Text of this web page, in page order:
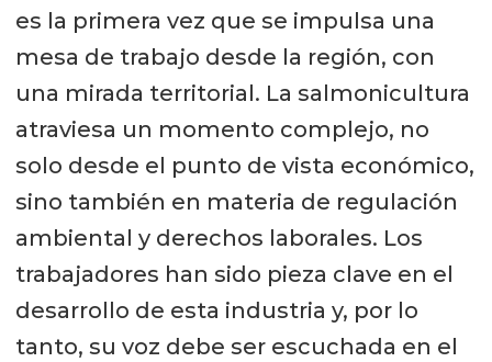
es la primera vez que se impulsa una
mesa de trabajo desde la región, con
una mirada territorial. La salmonicultura
atraviesa un momento complejo, no
solo desde el punto de vista económico,
sino también en materia de regulación
ambiental y derechos laborales. Los
trabajadores han sido pieza clave en el
desarrollo de esta industria y, por lo
tanto, su voz debe ser escuchada en el